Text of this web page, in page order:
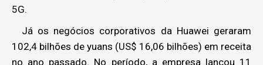
5G.
Já os negócios corporativos da Huawei geraram
102,4 bilhões de yuans (US$ 16,06 bilhões) em receita
no ano passado. No período, a empresa lançou 11